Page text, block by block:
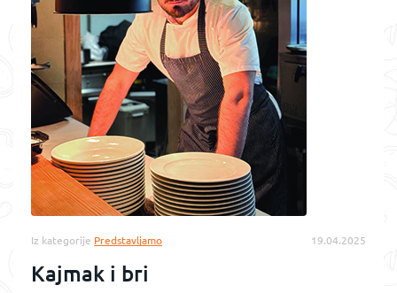
Iz kategorije Predstavljamo 19.04.2025
Kajmak i bri